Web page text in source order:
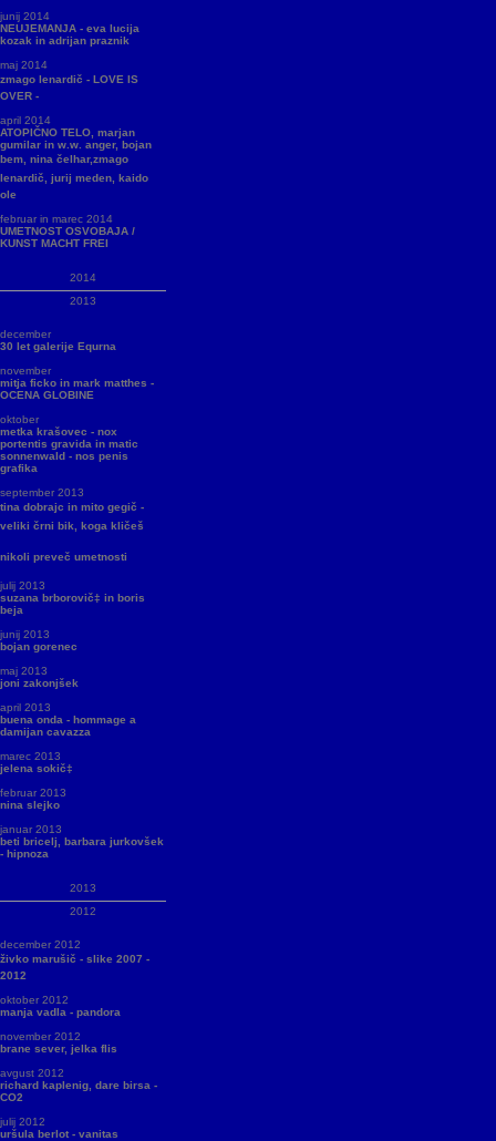
junij 2014
NEUJEMANJA - eva lucija
kozak in adrijan praznik
maj 2014
zmago lenardič - LOVE IS
OVER -
april 2014
ATOPIČNO TELO, marjan
gumilar in w.w. anger, bojan
bem, nina čelhar,zmago
lenardič, jurij meden, kaido
ole
februar in marec 2014
UMETNOST OSVOBAJA /
KUNST MACHT FREI
2014
2013
december
30 let galerije Equrna
november
mitja ficko in mark matthes -
OCENA GLOBINE
oktober
metka krašovec - nox
portentis gravida in matic
sonnenwald - nos penis
grafika
september 2013
tina dobrajc in mito gegič -
veliki črni bik, koga kličeš
nikoli preveč umetnosti
julij 2013
suzana brborovič‡ in boris
beja
junij 2013
bojan gorenec
maj 2013
joni zakonjšek
april 2013
buena onda - hommage a
damijan cavazza
marec 2013
jelena sokič‡
februar 2013
nina slejko
januar 2013
beti bricelj, barbara jurkovšek
- hipnoza
2013
2012
december 2012
živko marušič - slike 2007 -
2012
oktober 2012
manja vadla - pandora
november 2012
brane sever, jelka flis
avgust 2012
richard kaplenig, dare birsa -
CO2
julij 2012
uršula berlot - vanitas